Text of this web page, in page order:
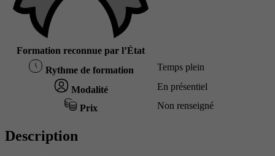
Formation reconnue par l’État
Rythme de formation Temps plein
Modalité En présentiel
Prix Non renseigné
Description